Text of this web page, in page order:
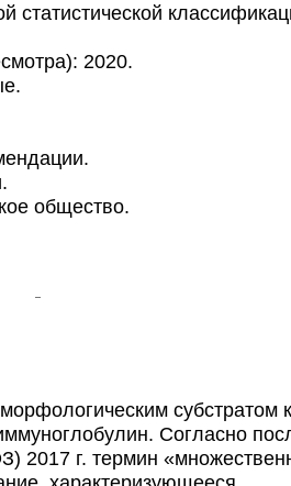
2020.
общество.
субстратом
Согласно
2017 г. термин